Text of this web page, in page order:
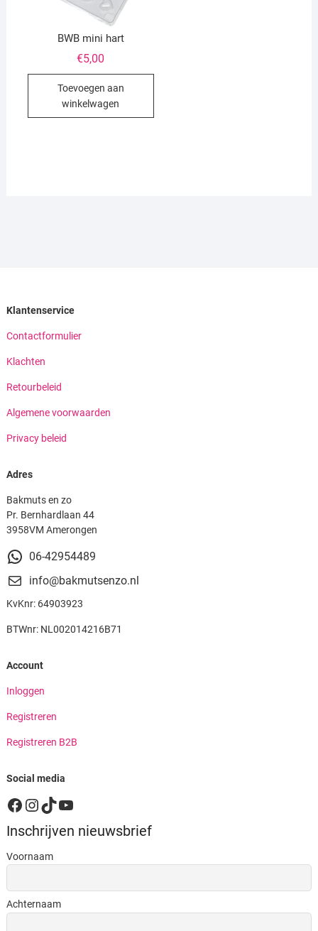
BWB mini hart
€5,00
Toevoegen aan
winkelwagen
Klantenservice
Contactformulier
Klachten
Retourbeleid
Algemene voorwaarden
Privacy beleid
Adres
Bakmuts en zo
Pr. Bernhardlaan 44
3958VM Amerongen
06-42954489
info@bakmutsenzo.nl
KvKnr: 64903923
BTWnr: NL002014216B71
Account
Inloggen
Registreren
Registreren B2B
Social media
Facebook
Instagram
TikTok
YouTube
Inschrijven nieuwsbrief
Voornaam
Achternaam